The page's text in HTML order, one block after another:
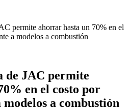
permite ahorrar hasta un 70% en el
a modelos a combustión
de JAC permite
en el costo por
a combustión